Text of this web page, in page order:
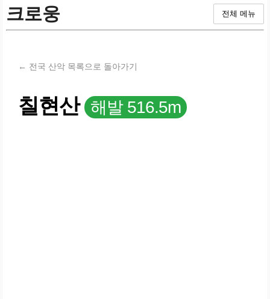
크로웅 전체 메뉴
← 전국 산악 목록으로 돌아가기
칠현산 해발 516.5m